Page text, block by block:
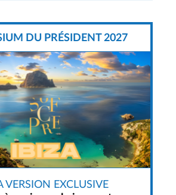
DU PRÉSIDENT 2027
VERSION EXCLUSIVE